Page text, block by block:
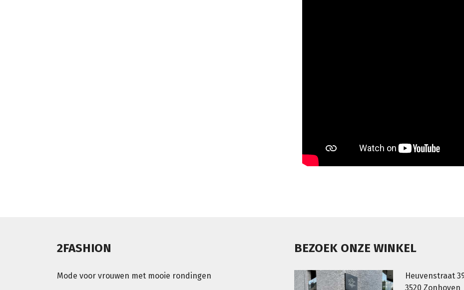
2FASHION
Mode voor vrouwen met mooie rondingen
BEZOEK ONZE WINKEL
Heuvenstraat
3520 Zonhoven